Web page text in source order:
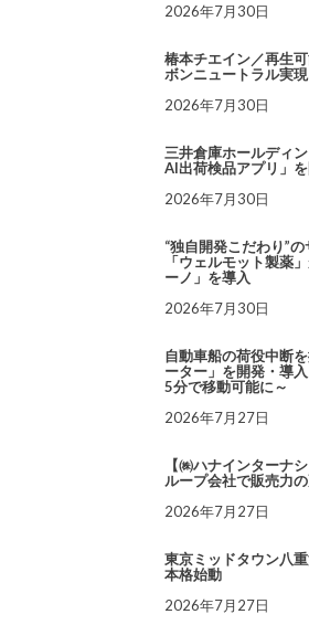
2026年7月30日
椿本チエイン／再生
ボンニュートラル実
2026年7月30日
三井倉庫ホールディ
AI出荷検品アプリ」
2026年7月30日
“独自開発こだわり”
「ウェルモット製薬
ーノ」を導入
2026年7月30日
自動車船の荷役中断
ーター」を開発・導
5分で移動可能に～
2026年7月27日
【㈱ハナインターナ
ループ会社で販売力
2026年7月27日
東京ミッドタウン八
本格始動
2026年7月27日